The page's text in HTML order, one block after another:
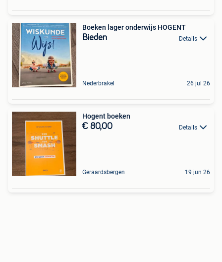
Boeken lager onderwijs HOGENT
Bieden Details
Nederbrakel 26 jul 26
Hogent boeken
€ 80,00 Details
Geraardsbergen 19 jun 26